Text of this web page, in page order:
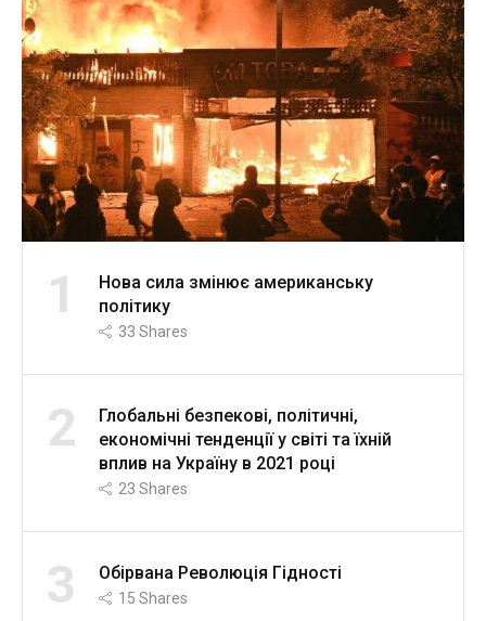
1
Нова сила змінює американську
політику
33 Shares
2
Глобальні безпекові, політичні,
економічні тенденції у світі та їхній
вплив на Україну в 2021 році
23 Shares
3 Обірвана Революція Гідності
15 Shares